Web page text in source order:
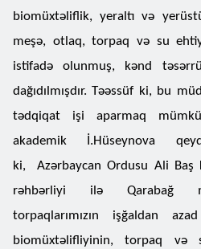
biomüxtəliflik, yeraltı və
meşə, otlaq, torpaq və su
istifadə olunmuş, kənd
dağıdılmışdır. Təəssüf ki, bu
tədqiqat işi aparmaq
akademik İ.Hüseynova
ki, Azərbaycan Ordusu Ali Baş
rəhbərliyi ilə Qarabağ
torpaqlarımızın işğaldan
biomüxtəlifliyinin, torpaq və